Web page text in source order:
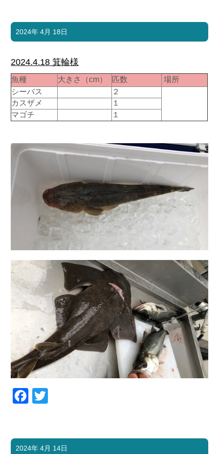
2024年 4月 18日
2024.4.18 箕輪様
魚種 大きさ（cm） 匹数
場所
シーバス
２
カスザメ
１
マゴチ
１
Facebook
2024年 4月 14日